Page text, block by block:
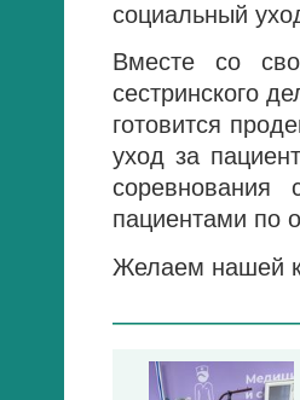
социальный
Вместе со
сестринского
готовится
уход за
соревнования
пациентами по
Желаем нашей